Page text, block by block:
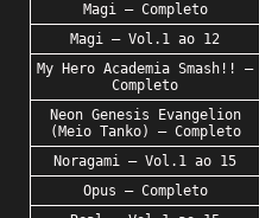
Magi – Completo
Magi – Vol.1 ao 12
My Hero Academia Smash!! –
Completo
Neon Genesis Evangelion
(Meio Tanko) – Completo
Noragami – Vol.1 ao 15
Opus – Completo